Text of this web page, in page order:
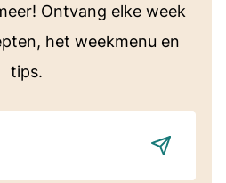
Ontvang elke week
het weekmenu en
tips.